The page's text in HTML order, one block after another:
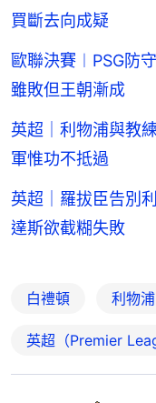
買斷去向成疑
歐聯決賽︱PSG防
雖敗但王朝漸成
英超｜利物浦與教
軍惟功不抵過
英超｜羅拔臣告
達斯欲截糊失敗
白禮頓 利物
英超（Premier